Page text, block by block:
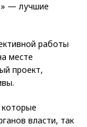
— лучшие
работы
месте
проект,
которые
власти, так